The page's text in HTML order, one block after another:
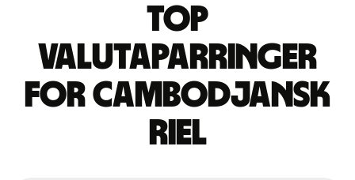
Top
valutaparringer
for cambodjansk
riel